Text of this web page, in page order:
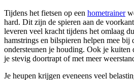
Tijdens het fietsen op een hometrainer
hard. Dit zijn de spieren aan de
leveren veel kracht tijdens het omlaag
hamstrings en bilspieren helpen mee bij
ondersteunen je houding. Ook je kuiten
je stevig doortrapt of met meer
Je heupen krijgen eveneens veel